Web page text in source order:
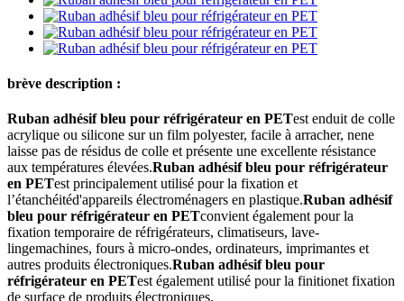
brève description :
Ruban adhésif bleu pour réfrigérateur en PETest enduit de colle
acrylique ou silicone sur un film polyester, facile à arracher, nene
laisse pas de résidus de colle et présente une excellente résistance
aux températures élevées.Ruban adhésif bleu pour réfrigérateur
en PETest principalement utilisé pour la fixation et
l’étanchéitéd'appareils électroménagers en plastique.Ruban adhésif
bleu pour réfrigérateur en PETconvient également pour la
fixation temporaire de réfrigérateurs, climatiseurs, lave-
lingemachines, fours à micro-ondes, ordinateurs, imprimantes et
autres produits électroniques.Ruban adhésif bleu pour
réfrigérateur en PETest également utilisé pour la finitionet fixation
de surface de produits électroniques.